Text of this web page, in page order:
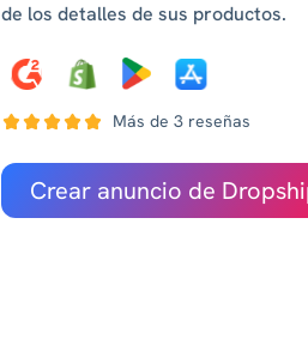
de los detalles de sus productos.
Más de 3 reseñas
Crear anuncio de